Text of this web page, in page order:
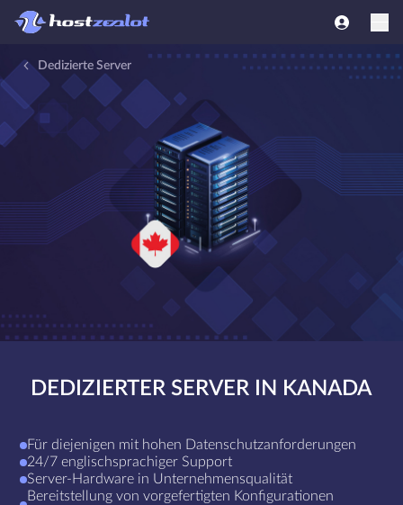
Dedizierte Server
DEDIZIERTER SERVER IN KANADA
Für diejenigen mit hohen Datenschutzanforderungen
24/7 englischsprachiger Support
Server-Hardware in Unternehmensqualität
Bereitstellung von vorgefertigten Konfigurationen